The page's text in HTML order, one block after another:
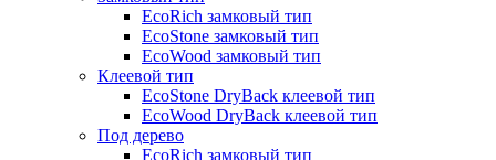
EcoRich замковый тип
EcoStone замковый тип
EcoWood замковый тип
Клеевой тип
EcoStone DryBack клеевой тип
EcoWood DryBack клеевой тип
Под дерево
EcoRich замковый тип